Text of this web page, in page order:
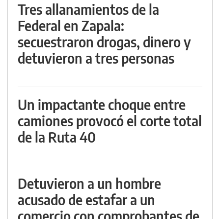
Tres allanamientos de la
Federal en Zapala:
secuestraron drogas, dinero y
detuvieron a tres personas
Un impactante choque entre
camiones provocó el corte total
de la Ruta 40
Detuvieron a un hombre
acusado de estafar a un